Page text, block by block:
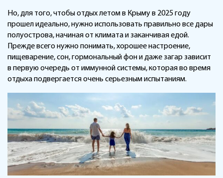
Но, для того, чтобы отдых летом в Крыму в 2025 году
прошел идеально, нужно использовать правильно все дары
полуострова, начиная от климата и заканчивая едой.
Прежде всего нужно понимать, хорошее настроение,
пищеварение, сон, гормональный фон и даже загар зависит
в первую очередь от иммунной системы, которая во время
отдыха подвергается очень серьезным испытаниям.